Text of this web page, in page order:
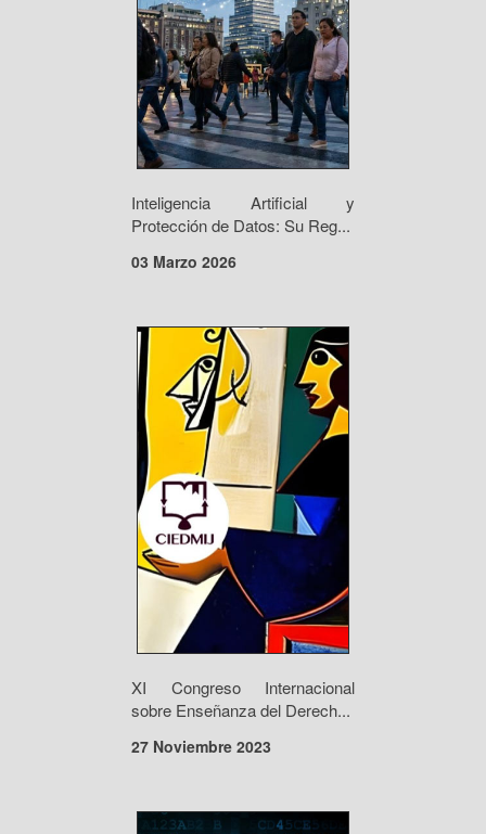
Inteligencia Artificial y
Protección de Datos: Su Reg...
03 Marzo 2026
XI Congreso Internacional
sobre Enseñanza del Derech...
27 Noviembre 2023